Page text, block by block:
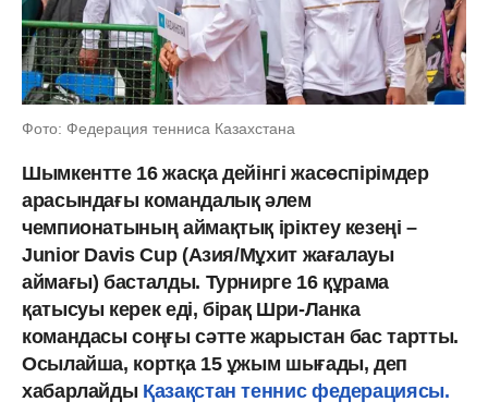
Фото: Федерация тенниса Казахстана
Шымкентте 16 жасқа дейінгі жасөспірімдер
арасындағы командалық әлем
чемпионатының аймақтық іріктеу кезеңі –
Junior Davis Cup (Азия/Мұхит жағалауы
аймағы) басталды. Турнирге 16 құрама
қатысуы керек еді, бірақ Шри-Ланка
командасы соңғы сәтте жарыстан бас тартты.
Осылайша, кортқа 15 ұжым шығады, деп
хабарлайды Қазақстан теннис федерациясы.